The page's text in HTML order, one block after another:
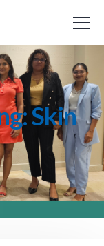
Skin